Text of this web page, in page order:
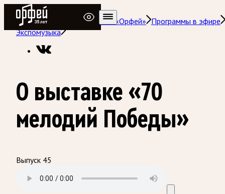
Радио Орфей
Радио классической музыки «Орфей» Программы в эфире
Экспомузыка
О выставке «70
мелодий Победы»
Выпуск 45